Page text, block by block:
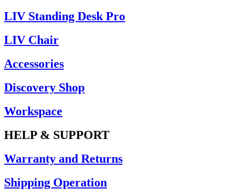
LIV Standing Desk​ Pro
LIV Chair
Accessories
Discovery Shop
Workspace
HELP & SUPPORT
Warranty and Returns
Shipping Operation